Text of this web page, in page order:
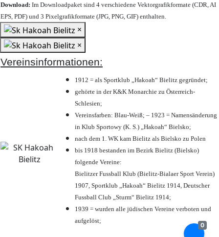
0
Download: Im Downloadpaket sind 4 verschiedene Vektorgrafikformate (CDR, AI
EPS, PDF) und 3 Pixelgrafikformate (JPG, PNG, GIF) enthalten.
×
×
Vereinsinformationen:
1912 = als Sportklub „Hakoah“ Bielitz gegründet;
gehörte in der K&K Monarchie zu Österreich-
Schlesien;
Vereinsfarben: Blau-Weiß; – 1923 = Namensänderung
in Klub Sportowy (K. S.) „Hakoah“ Bielsko;
nach dem 1. WK kam Bielitz als Bielsko zu Polen
bis 1918 bestanden im Bezirk Bielitz (Bielsko)
folgende Vereine:
Bielitzer Fussball Klub (Bielitz-Bialaer Sport Verein)
1907, Sportklub „Hakoah“ Bielitz 1914, Deutscher
Fussball Club „Sturm“ Bielitz 1914;
1939 = wurden alle jüdischen Vereine verboten und
aufgelöst;